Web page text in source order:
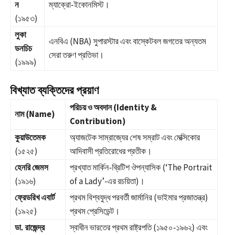
ন
(১৯৫৩)
ম্যাক্রো-ইকোনমিস্ট।
লুকা
ডনচিচ
(১৯৯৯)
এনবিএ (NBA) সুপারস্টার এবং বাস্কেটবল জগতের অন্যতম
সেরা তরুণ প্রতিভা।
বিখ্যাত ব্যক্তিদের প্রয়াণ
নাম (Name)
পরিচয় ও অবদান (Identity &
Contribution)
কুয়াউতেমক
(১৫২৫)
অ্যাজটেক সাম্রাজ্যের শেষ সম্রাট এবং মেক্সিকোর
আদিবাসী প্রতিরোধের প্রতীক।
হেনরি জেমস
(১৯১৬)
প্রখ্যাত মার্কিন-ব্রিটিশ ঔপন্যাসিক (‘The Portrait
of a Lady’-এর রচয়িতা)।
ফ্রেডরিখ এবার্ট
(১৯২৫)
প্রথম বিশ্বযুদ্ধ পরবর্তী জার্মানির (ভাইমার প্রজাতন্ত্র)
প্রথম প্রেসিডেন্ট।
ডা. রাজেন্দ্র
স্বাধীন ভারতের প্রথম রাষ্ট্রপতি (১৯৫০-১৯৬২) এবং